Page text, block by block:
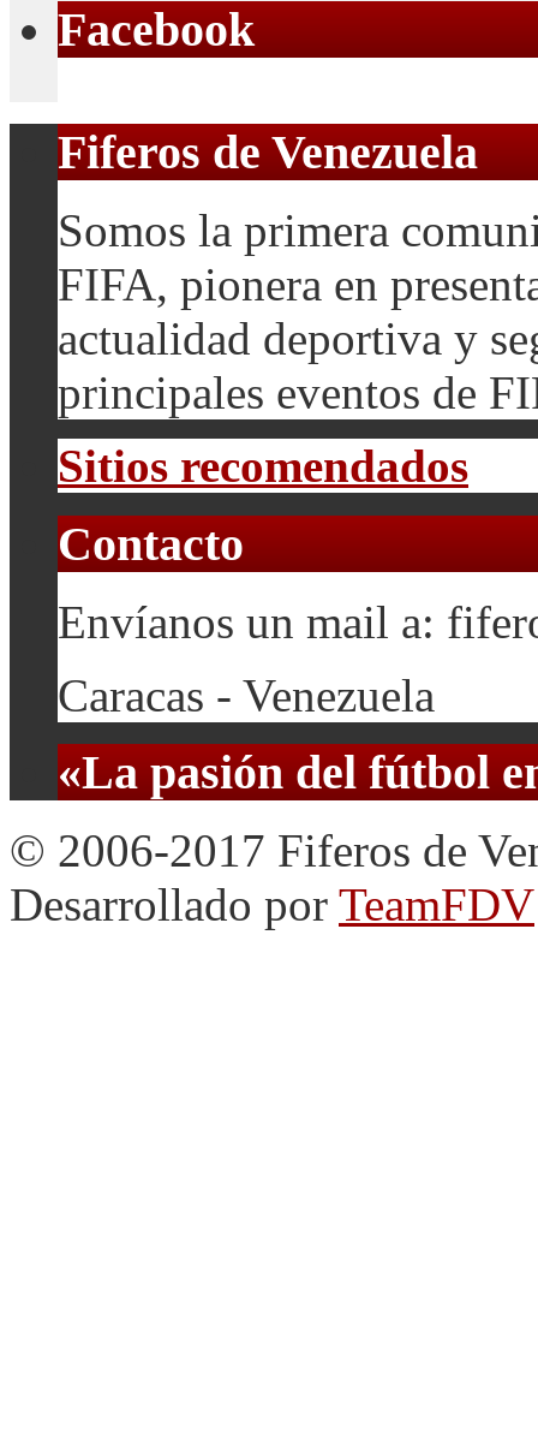
Facebook
Fiferos de Venezuela
Somos la primera
FIFA, pionera en
actualidad deportiva y
principales eventos de
Sitios recomendados
Contacto
Envíanos un mail a:
Caracas - Venezuela
«La pasión del fútbol
© 2006-2017 Fiferos de
Desarrollado por TeamFDV